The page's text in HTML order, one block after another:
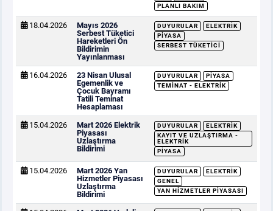
PLANLI BAKIM
18.04.2026
Mayıs 2026
Serbest Tüketici
Hareketleri Ön
Bildirimin
Yayınlanması
DUYURULAR
ELEKTRIK
PIYASA
SERBEST TÜKETICI
16.04.2026
23 Nisan Ulusal
Egemenlik ve
Çocuk Bayramı
Tatili Teminat
Hesaplaması
DUYURULAR
PIYASA
TEMINAT - ELEKTRIK
15.04.2026
Mart 2026 Elektrik
Piyasası
Uzlaştırma
Bildirimi
DUYURULAR
ELEKTRIK
KAYIT VE UZLAŞTIRMA -
ELEKTRIK
PIYASA
15.04.2026
Mart 2026 Yan
Hizmetler Piyasası
Uzlaştırma
Bildirimi
DUYURULAR
ELEKTRIK
GENEL
YAN HIZMETLER PIYASASI